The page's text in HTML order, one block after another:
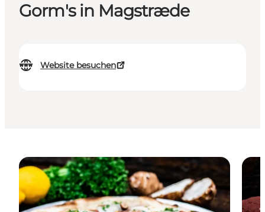
Gorm's in Magstræde
Website besuchen